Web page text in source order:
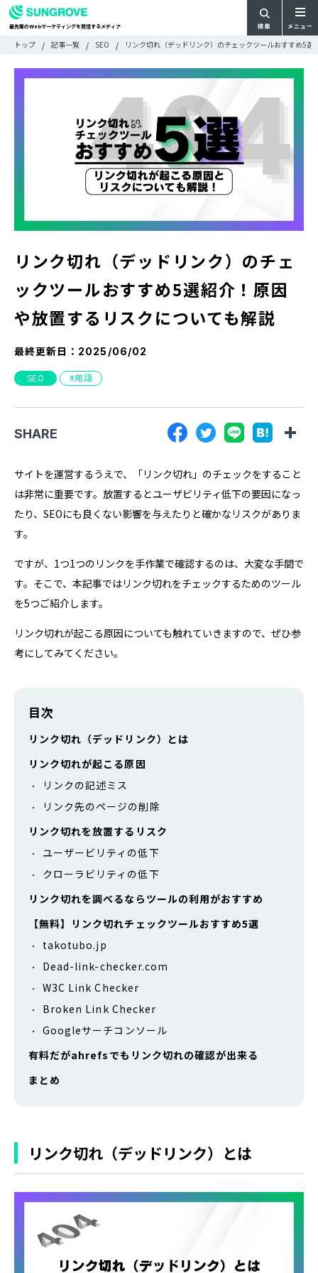
最先端のWebマーケティングを発信するメディア 検索 メニュー
タグで探す
WRITER
ライターで探す
FEATURE
DOCUMENT
『SUNGROVE』について
利用規約
広告掲載に関する規約
特定商取引法に基づく表記
プライバシーポリシー
検
検
トップ 記事一覧 SEO リンク切れ（デッドリンク）のチェックツールおすすめ5
リンク切れ（デッドリンク）のチェ
ックツールおすすめ5選紹介！原因
や放置するリスクについても解説
最終更新日： 2025/06/02
SEO 用語
SHARE
サイトを運営するうえで、「リンク切れ」のチェックをすること
は非常に重要です。放置するとユーザビリティ低下の要因になっ
たり、SEOにも良くない影響を与えたりと確かなリスクがありま
す。
ですが、1つ1つのリンクを手作業で確認するのは、大変な手間で
す。そこで、本記事ではリンク切れをチェックするためのツール
を5つご紹介します。
リンク切れが起こる原因についても触れていきますので、ぜひ参
考にしてみてください。
目次
リンク切れ（デッドリンク）とは
リンク切れが起こる原因
リンクの記述ミス
リンク先のページの削除
リンク切れを放置するリスク
ユーザービリティの低下
クローラビリティの低下
リンク切れを調べるならツールの利用がおすすめ
【無料】リンク切れチェックツールおすすめ5選
takotubo.jp
Dead-link-checker.com
W3C Link Checker
Broken Link Checker
Googleサーチコンソール
有料だがahrefsでもリンク切れの確認が出来る
まとめ
リンク切れ（デッドリンク）とは